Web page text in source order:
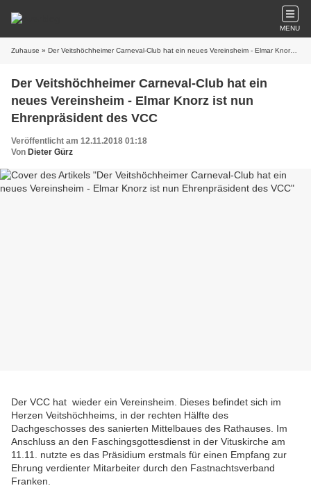
MENU
Zuhause » Der Veitshöchheimer Carneval-Club hat ein neues Vereinsheim - Elmar Knorz ist nun Ehrenpräsident des VCC
Der Veitshöchheimer Carneval-Club hat ein
neues Vereinsheim - Elmar Knorz ist nun
Ehrenpräsident des VCC
Veröffentlicht am 12.11.2018 01:18
Von Dieter Gürz
Der VCC hat wieder ein Vereinsheim. Dieses befindet sich im
Herzen Veitshöchheims, in der rechten Hälfte des
Dachgeschosses des sanierten Mittelbaues des Rathauses. Im
Anschluss an den Faschingsgottesdienst in der Vituskirche am
11.11. nutzte es das Präsidium erstmals für einen Empfang zur
Ehrung verdienter Mitarbeiter durch den Fastnachtsverband
Franken.